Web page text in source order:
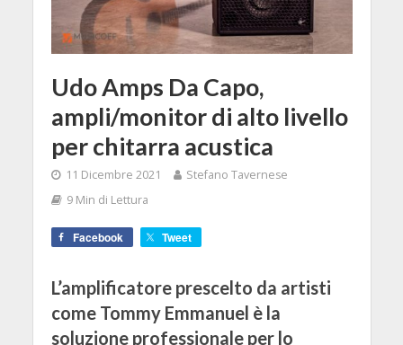
Udo Amps Da Capo,
ampli/monitor di alto livello
per chitarra acustica
11 Dicembre 2021
Stefano Tavernese
9 Min di Lettura
Facebook Tweet
L’amplificatore prescelto da artisti
come Tommy Emmanuel è la
soluzione professionale per lo